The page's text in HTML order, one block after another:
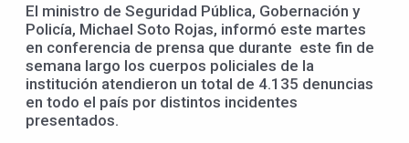
El ministro de Seguridad Pública, Gobernación y
Policía, Michael Soto Rojas, informó este martes
en conferencia de prensa que durante este fin de
semana largo los cuerpos policiales de la
institución atendieron un total de 4.135 denuncias
en todo el país por distintos incidentes
presentados.